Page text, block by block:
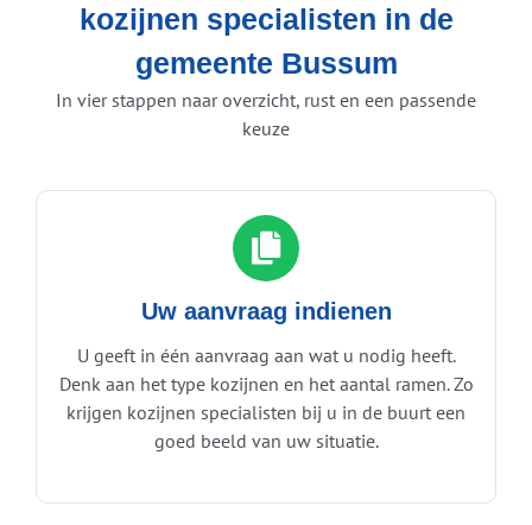
kozijnen specialisten in de
gemeente Bussum
In vier stappen naar overzicht, rust en een passende
keuze
Uw aanvraag indienen
U geeft in één aanvraag aan wat u nodig heeft.
Denk aan het type kozijnen en het aantal ramen. Zo
krijgen kozijnen specialisten bij u in de buurt een
goed beeld van uw situatie.